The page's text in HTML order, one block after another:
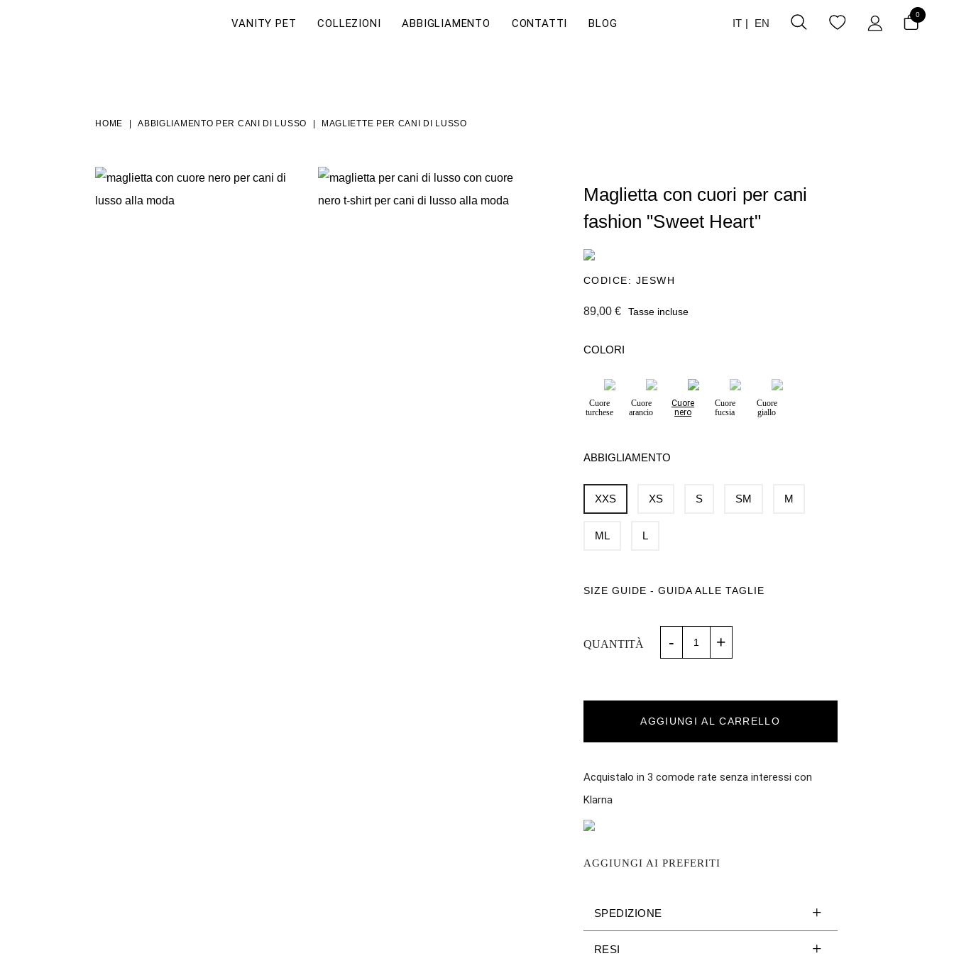
VANITY PET COLLEZIONI ABBIGLIAMENTO CONTATTI BLOG IT EN
0
HOME ABBIGLIAMENTO PER CANI DI LUSSO MAGLIETTE PER CANI DI LUSSO
Maglietta con cuori per cani
fashion "Sweet Heart"
CODICE: JESWH
89,00 € Tasse incluse
COLORI
Cuore
turchese
Cuore
arancio
Cuore
nero
Cuore
fucsia
Cuore
giallo
ABBIGLIAMENTO
XXS XS S SM M
ML L
SIZE GUIDE - GUIDA ALLE TAGLIE
QUANTITÀ - +
AGGIUNGI AL CARRELLO
Acquistalo in 3 comode rate senza interessi con
Klarna
AGGIUNGI AI PREFERITI
SPEDIZIONE
RESI